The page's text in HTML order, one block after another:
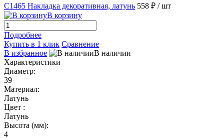
C1465 Накладка декоративная, латунь 558 ₽ / шт
В корзину
Подробнее
Купить в 1 клик Сравнение
В избранное
В наличии
Характеристики
Диаметр:
39
Материал:
Латунь
Цвет :
Латунь
Высота (мм):
4